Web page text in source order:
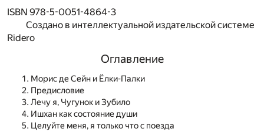
ISBN 978-5-0051-4864-3
Создано в интеллектуальной издательской системе
Ridero
Оглавление
Морис де Сейн и Ёлки-Палки
Предисловие
Лечу я, Чугунок и Зубило
Ишхан как состояние души
Целуйте меня, я только что с поезда